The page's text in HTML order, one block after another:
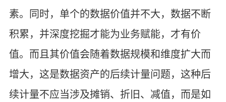
素。同时，单个的数据价值并不大，数据不断
积累，并深度挖掘才能为业务赋能，才有价
值。而且其价值会随着数据规模和维度扩大而
增大，这是数据资产的后续计量问题，这种后
续计量不应当涉及摊销、折旧、减值，而是如